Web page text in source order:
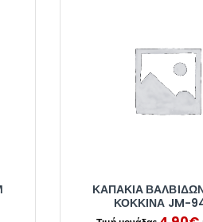
ΚΑΠΑΚΙΑ
ΚΟΚΚΙΝΑ JM-